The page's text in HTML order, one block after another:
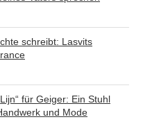
schreibt: Lasvits
für Geiger: Ein Stuhl
und Mode